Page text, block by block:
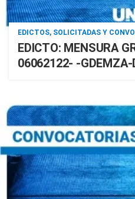
EDICTOS, SOLICITADAS Y
EDICTO: MENSURA
06062122- -